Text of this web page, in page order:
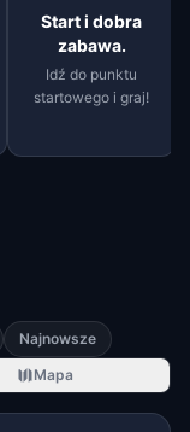
Start i dobra
zabawa.
Idź do punktu
startowego i graj!
Najnowsze
Mapa